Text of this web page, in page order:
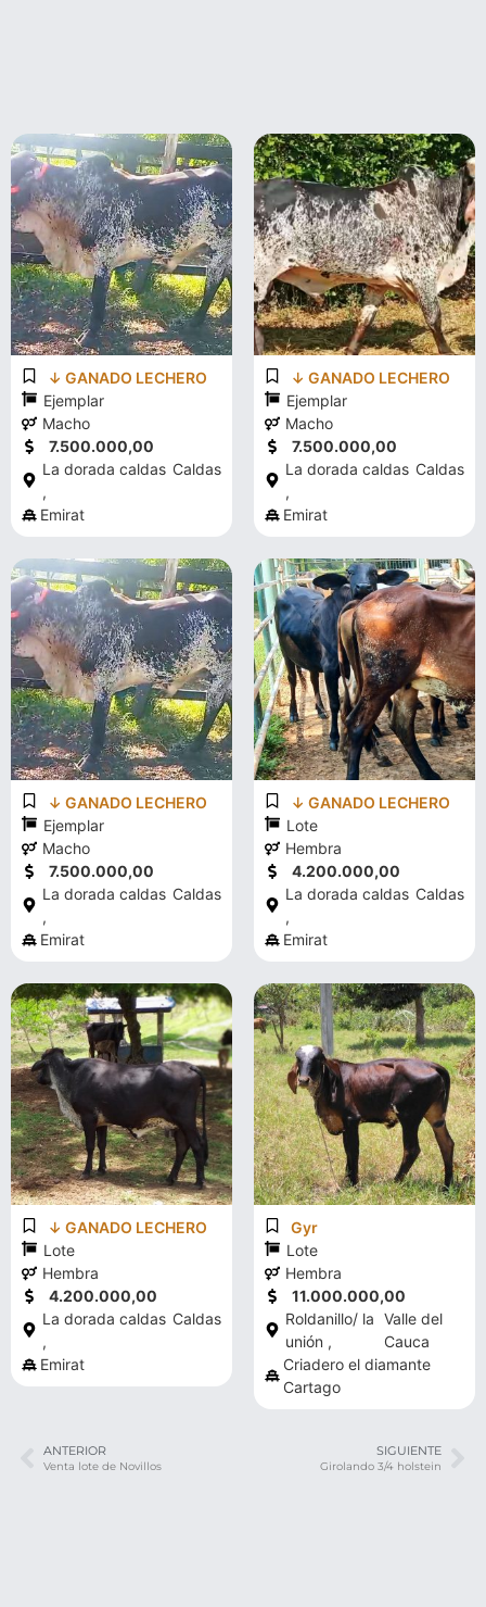
↓ GANADO LECHERO
Ejemplar
Macho
7.500.000,00
La dorada caldas
,
Caldas
Emirat
↓ GANADO LECHERO
Ejemplar
Macho
7.500.000,00
La dorada caldas
,
Caldas
Emirat
↓ GANADO LECHERO
Ejemplar
Macho
7.500.000,00
La dorada caldas
,
Caldas
Emirat
↓ GANADO LECHERO
Lote
Hembra
4.200.000,00
La dorada caldas
,
Caldas
Emirat
↓ GANADO LECHERO
Lote
Hembra
4.200.000,00
La dorada caldas
,
Caldas
Emirat
Gyr
Lote
Hembra
11.000.000,00
Roldanillo/ la
unión ,
Valle del
Cauca
Criadero el diamante
Cartago
ANTERIOR
Venta lote de Novillos
SIGUIENTE
Girolando 3/4 holstein